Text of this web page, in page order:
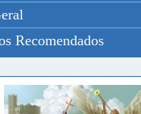
Recomendados